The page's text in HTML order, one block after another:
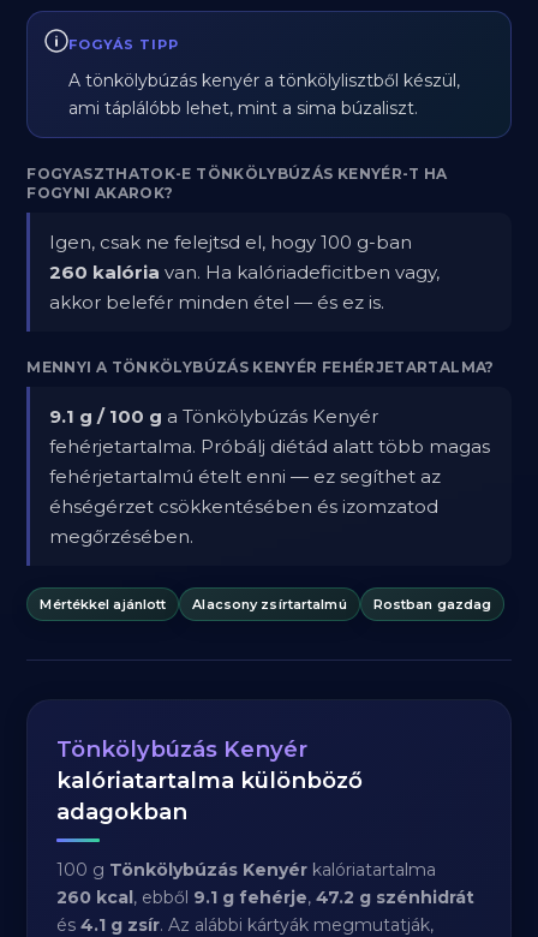
FOGYÁS TIPP
A tönkölybúzás kenyér a tönkölylisztből készül,
ami táplálóbb lehet, mint a sima búzaliszt.
FOGYASZTHATOK-E TÖNKÖLYBÚZÁS KENYÉR-T HA
FOGYNI AKAROK?
Igen, csak ne felejtsd el, hogy 100 g-ban
260 kalória van. Ha kalóriadeficitben vagy,
akkor belefér minden étel — és ez is.
MENNYI A TÖNKÖLYBÚZÁS KENYÉR FEHÉRJETARTALMA?
9.1 g / 100 g a Tönkölybúzás Kenyér
fehérjetartalma. Próbálj diétád alatt több magas
fehérjetartalmú ételt enni — ez segíthet az
éhségérzet csökkentésében és izomzatod
megőrzésében.
Mértékkel ajánlott Alacsony zsírtartalmú Rostban gazdag
Tönkölybúzás Kenyér
kalóriatartalma különböző
adagokban
100 g Tönkölybúzás Kenyér kalóriatartalma
260 kcal, ebből 9.1 g fehérje,47.2 g szénhidrát
és4.1 g zsír. Az alábbi kártyák megmutatják,